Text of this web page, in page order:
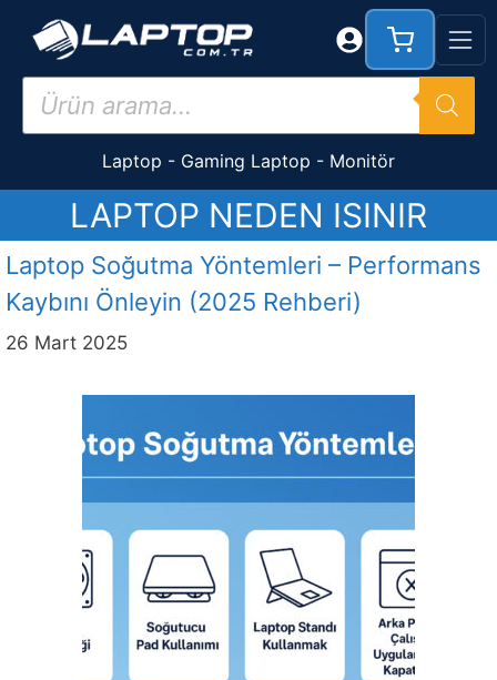
Products
search
Laptop - Gaming Laptop - Monitör
LAPTOP NEDEN ISINIR
Laptop Soğutma Yöntemleri – Performans
Kaybını Önleyin (2025 Rehberi)
26 Mart 2025